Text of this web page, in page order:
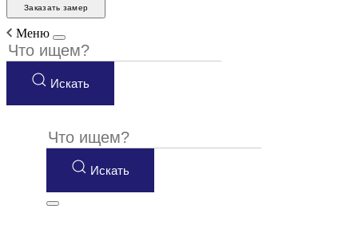
Заказать замер
Меню
Искать
Искать